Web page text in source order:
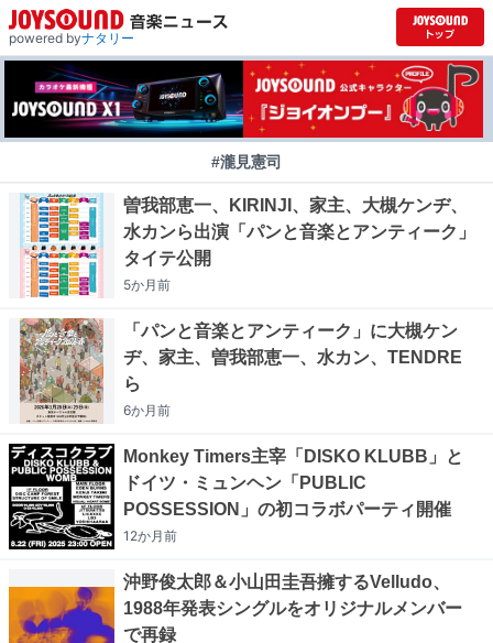
powered byナタリー
#瀧見憲司
曽我部恵一、KIRINJI、家主、大槻ケンヂ、
水カンら出演「パンと音楽とアンティーク」
タイテ公開
5か月前
「パンと音楽とアンティーク」に大槻ケン
ヂ、家主、曽我部恵一、水カン、TENDRE
ら
6か月前
Monkey Timers主宰「DISKO KLUBB」と
ドイツ・ミュンヘン「PUBLIC
POSSESSION」の初コラボパーティ開催
12か月前
沖野俊太郎＆小山田圭吾擁するVelludo、
1988年発表シングルをオリジナルメンバー
で再録